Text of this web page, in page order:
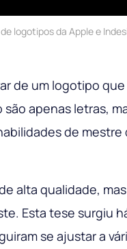
logotipos da Apple e
de um logotipo
apenas letras,
de
alta qualidade,
Esta tese surgiu
se ajustar a